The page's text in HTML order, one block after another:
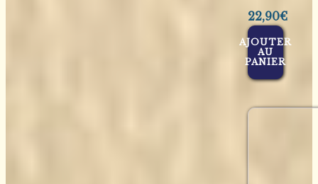
22,90€
AJOUTER
AU
PANIER